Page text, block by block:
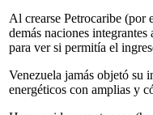
Al crearse Petrocaribe (por
demás naciones
para ver si permitía el
Venezuela jamás objetó su
energéticos con amplias y